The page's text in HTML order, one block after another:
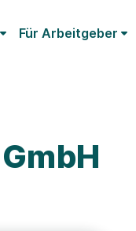
Für Arbeitgeber